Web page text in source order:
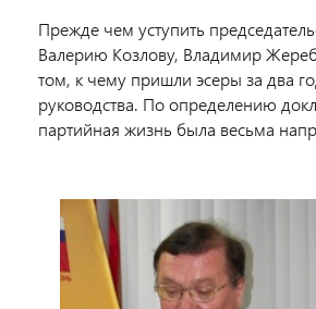
Прежде чем уступить
Валерию Козлову, Владимир
том, к чему пришли эсеры за два
руководства. По определению
партийная жизнь была весьма